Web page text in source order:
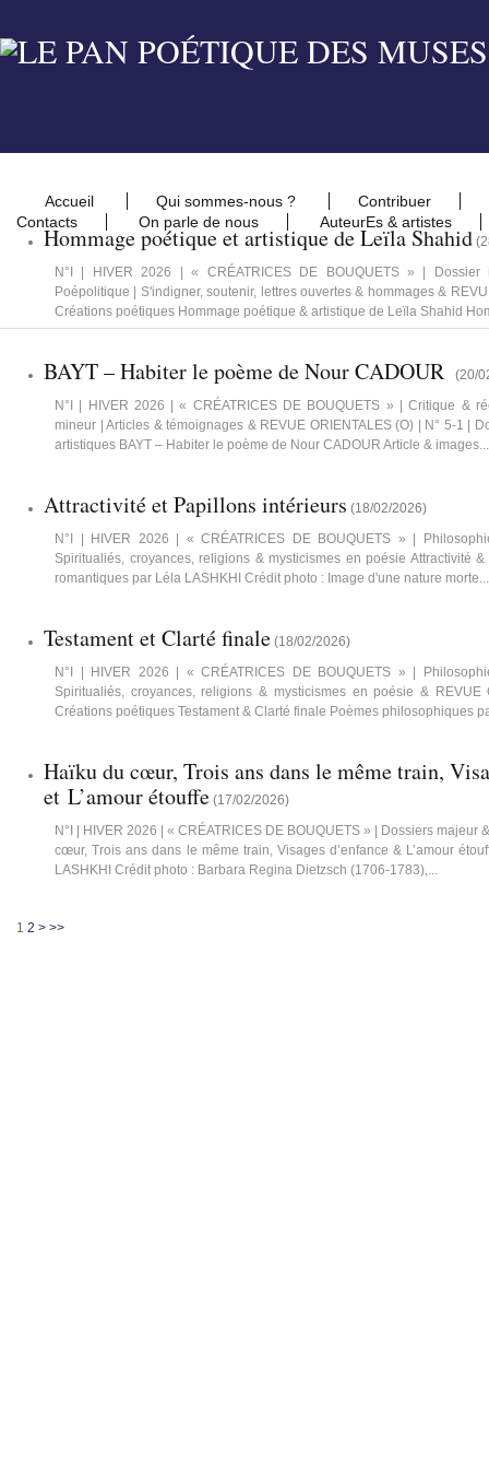
Accueil Qui sommes-nous ?
Contribuer
Contacts
On parle de nous AuteurEs & artistes
Hommage poétique et artistique de Leïla Shahid (
N°I | HIVER 2026 | « CRÉATRICES DE BOUQUETS » |
Poépolitique | S'indigner, soutenir, lettres ouvertes & hommages &
Créations poétiques Hommage poétique & artistique de Leïla Shahid
BAYT – Habiter le poème de Nour CADOUR (20/
N°I | HIVER 2026 | « CRÉATRICES DE BOUQUETS » | Critique &
mineur | Articles & témoignages & REVUE ORIENTALES (O) | N° 5-1 |
artistiques BAYT – Habiter le poème de Nour CADOUR Article & images...
Attractivité et Papillons intérieurs (18/02/2026)
N°I | HIVER 2026 | « CRÉATRICES DE BOUQUETS » |
Spiritualiés, croyances, religions & mysticismes en poésie Attractivité
romantiques par Léla LASHKHI Crédit photo : Image d'une nature morte...
Testament et Clarté finale (18/02/2026)
N°I | HIVER 2026 | « CRÉATRICES DE BOUQUETS » |
Spiritualiés, croyances, religions & mysticismes en poésie & REVUE
Créations poétiques Testament & Clarté finale Poèmes philosophiques
Haïku du cœur, Trois ans dans le même train,
et L’amour étouffe (17/02/2026)
N°I | HIVER 2026 | « CRÉATRICES DE BOUQUETS » | Dossiers majeur
cœur, Trois ans dans le même train, Visages d’enfance & L’amour
LASHKHI Crédit photo : Barbara Regina Dietzsch (1706-1783),...
1 2 > >>